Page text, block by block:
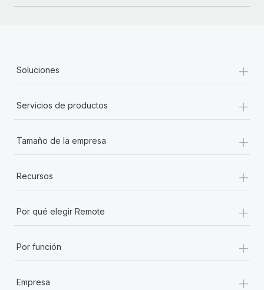
Soluciones +
Servicios de productos +
Tamaño de la empresa +
Recursos +
Por qué elegir Remote +
Por función +
Empresa +